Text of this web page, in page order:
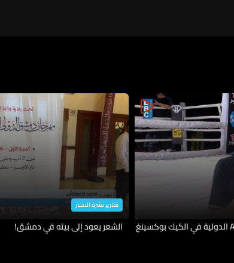
تقارير نشرة الاخبار
الشعر يعود إلى بيته في دمشق!